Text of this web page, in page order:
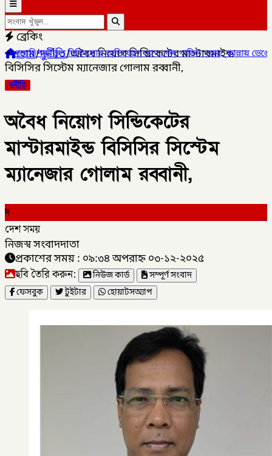
ব্রেকিং
চিকিৎসার অভিযোগে প্রাণ গেল গাভিন গরুর, কান্নায় ভেঙে পড়লেন খামারি
হোম/দুর্নীতি/অবৈধ নিয়োগ সিন্ডিকেটের মাস্টারমাইন্ড
বিসিসির সিস্টেম ম্যানেজার গোলাম রব্বানী,
দুর্নীতি
অবৈধ নিয়োগ সিন্ডিকেটের
মাস্টারমাইন্ড বিসিসির সিস্টেম
ম্যানেজার গোলাম রব্বানী,
দ
দেশ সময়
নিজস্ব সংবাদদাতা
প্রকাশের সময় : ০৯:৩৪ অপরাহ্ন ০৩-১২-২০২৫
ছবি তৈরি করুন: নিউজ কার্ড
সম্পূর্ণ সংবাদ
ফেসবুক
টুইটার হোয়াটসঅ্যাপ